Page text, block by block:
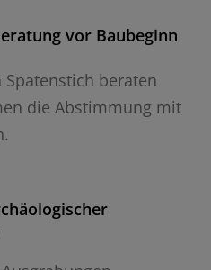
vor Baubeginn
beraten
die Abstimmung mit